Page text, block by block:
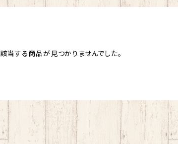
該当する商品が見つかりませんでした。